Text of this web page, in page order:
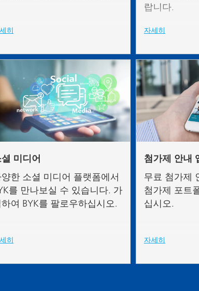
히
랍니다.
자세히
미디어
한 소셜 미디어 플랫폼에서
를 만나보실 수 있습니다. 가
여 BYK를 팔로우하십시오.
히
첨가제 안내
무료 첨가제
첨가제 포트
십시오.
자세히